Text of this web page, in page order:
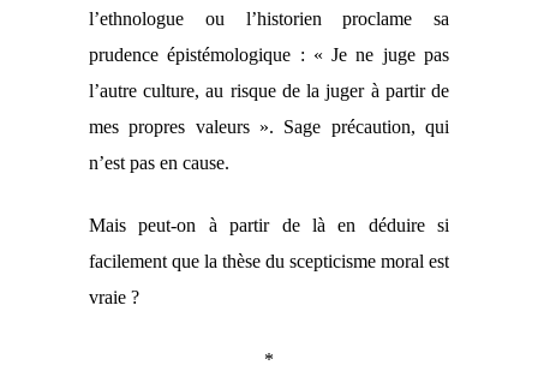
l’ethnologue ou l’historien proclame sa
prudence épistémologique : « Je ne juge pas
l’autre culture, au risque de la juger à partir de
mes propres valeurs ». Sage précaution, qui
n’est pas en cause.
Mais peut-on à partir de là en déduire si
facilement que la thèse du scepticisme moral est
vraie ?
*